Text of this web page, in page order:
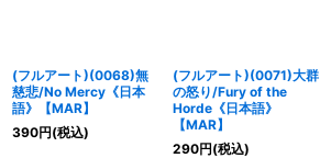
(フルアート)(0068)無
慈悲/No Mercy《日本
語》【MAR】
390円(税込)
(フルアート)(0071)大群
の怒り/Fury of the
Horde《日本語》
【MAR】
290円(税込)